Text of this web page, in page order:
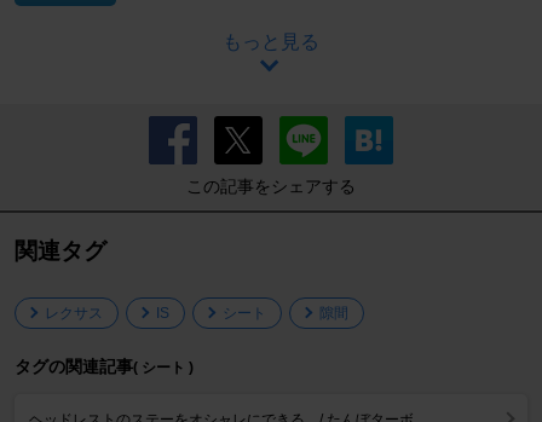
もっと見る
この記事をシェアする
関連タグ
レクサス IS シート 隙間
タグの関連記事( シート )